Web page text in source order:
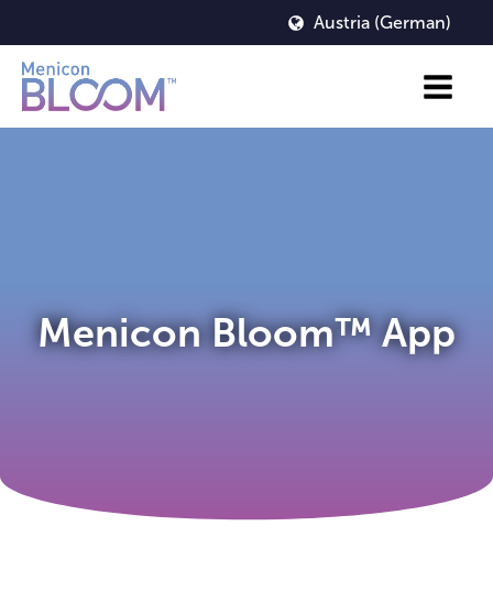
Austria (German)
Menicon Bloom™ App